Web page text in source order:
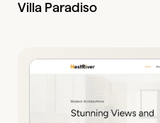
Villa Paradiso